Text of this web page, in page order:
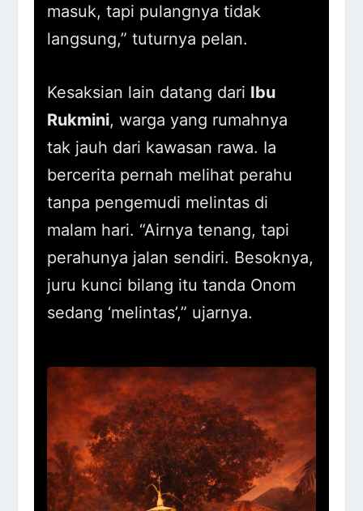
masuk, tapi pulangnya tidak
langsung,” tuturnya pelan.
Kesaksian lain datang dari Ibu
Rukmini, warga yang rumahnya
tak jauh dari kawasan rawa. Ia
bercerita pernah melihat perahu
tanpa pengemudi melintas di
malam hari. “Airnya tenang, tapi
perahunya jalan sendiri. Besoknya,
juru kunci bilang itu tanda Onom
sedang ‘melintas’,” ujarnya.